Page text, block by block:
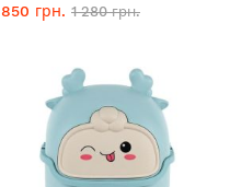
850 грн. 1 280 грн.